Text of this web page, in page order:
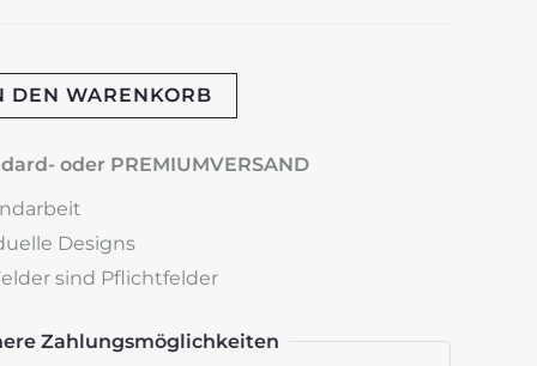
DEN WARENKORB
oder PREMIUMVERSAND
Designs
sind Pflichtfelder
Zahlungsmöglichkeiten